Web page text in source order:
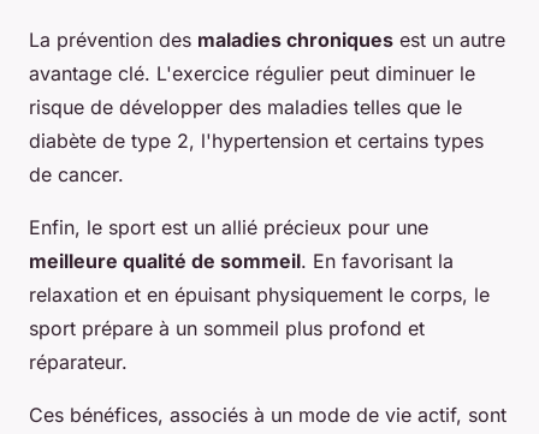
La prévention des maladies chroniques est un autre
avantage clé. L'exercice régulier peut diminuer le
risque de développer des maladies telles que le
diabète de type 2, l'hypertension et certains types
de cancer.
Enfin, le sport est un allié précieux pour une
meilleure qualité de sommeil. En favorisant la
relaxation et en épuisant physiquement le corps, le
sport prépare à un sommeil plus profond et
réparateur.
Ces bénéfices, associés à un mode de vie actif, sont